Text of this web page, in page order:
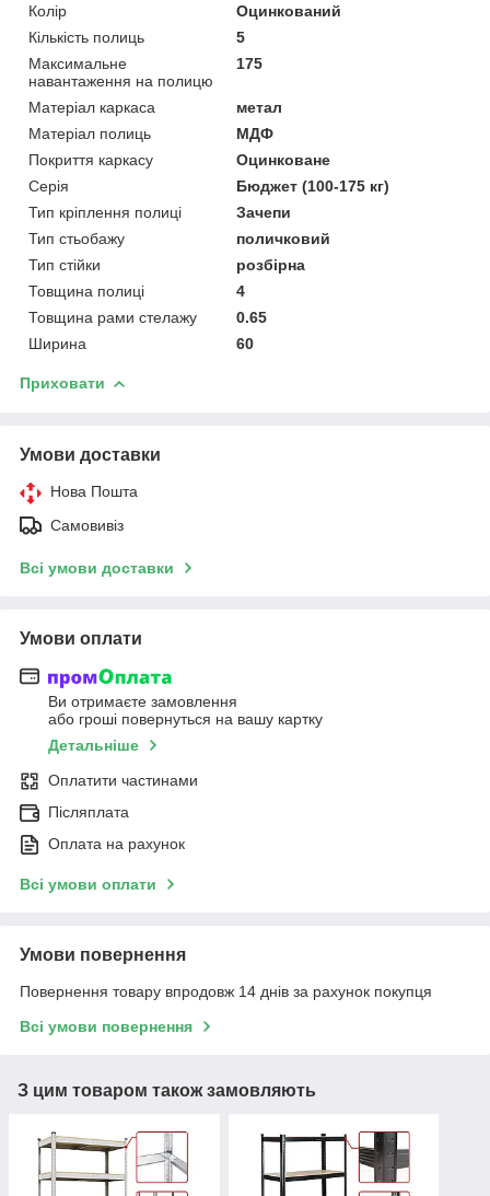
Колір
Оцинкований
Кількість полиць
5
Максимальне
навантаження на полицю
175
Матеріал каркаса
метал
Матеріал полиць
МДФ
Покриття каркасу
Оцинковане
Серія
Бюджет (100-175 кг)
Тип кріплення полиці
Зачепи
Тип стьобажу
поличковий
Тип стійки
розбірна
Товщина полиці
4
Товщина рами стелажу
0.65
Ширина
60
Приховати
Умови доставки
Нова Пошта
Самовивіз
Всі умови доставки
Умови оплати
Ви отримаєте замовлення
або гроші повернуться на вашу картку
Детальніше
Оплатити частинами
Післяплата
Оплата на рахунок
Всі умови оплати
Умови повернення
Повернення товару впродовж 14 днів за рахунок покупця
Всі умови повернення
З цим товаром також замовляють